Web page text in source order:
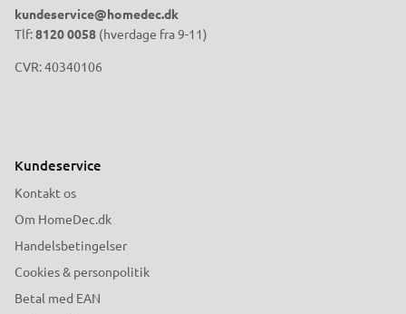
kundeservice@homedec.dk
Tlf:8120 0058 (hverdage fra 9-11)
CVR: 40340106
Kundeservice
Kontakt os
Om HomeDec.dk
Handelsbetingelser
Cookies & personpolitik
Betal med EAN